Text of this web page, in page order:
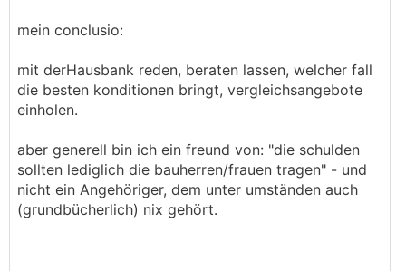
mein conclusio:
mit derHausbank reden, beraten lassen, welcher fall
die besten konditionen bringt, vergleichsangebote
einholen.
aber generell bin ich ein freund von: "die schulden
sollten lediglich die bauherren/frauen tragen" - und
nicht ein Angehöriger, dem unter umständen auch
(grundbücherlich) nix gehört.